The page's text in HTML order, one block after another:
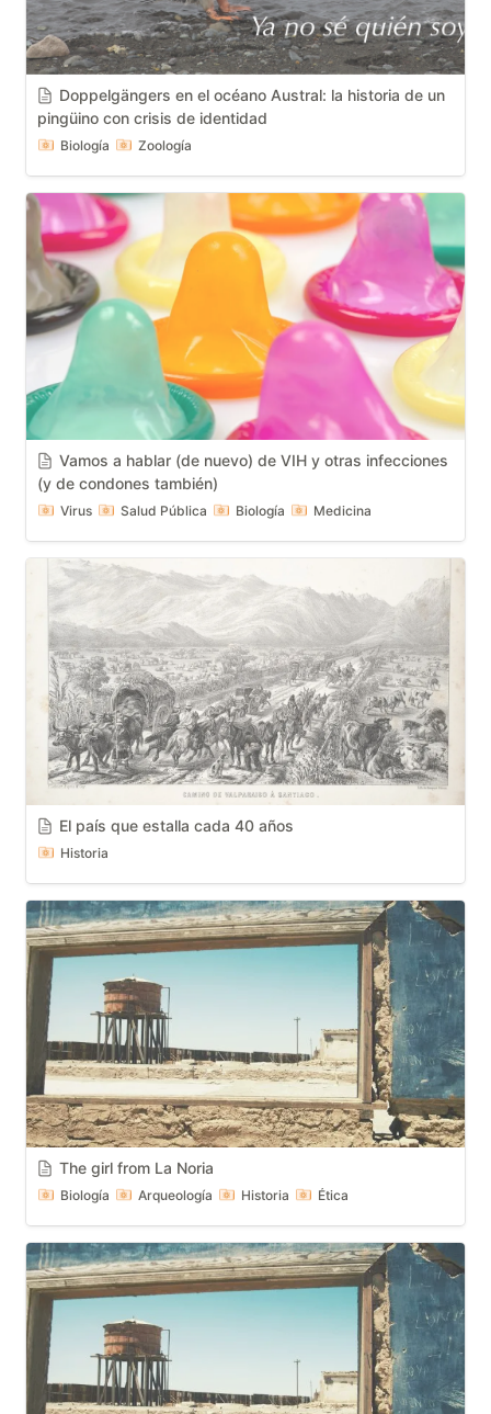
Doppelgängers en el océano Austral: la historia de un
pingüino con crisis de identidad
Biología Zoología
Vamos a hablar (de nuevo) de VIH y otras infecciones
(y de condones también)
Virus Salud Pública Biología Medicina
El país que estalla cada 40 años
Historia
The girl from La Noria
Biología Arqueología Historia Ética